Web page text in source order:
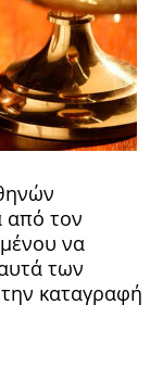
από τον
να
των
καταγραφή